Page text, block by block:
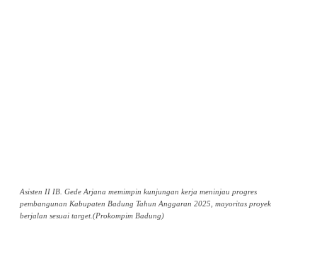
Asisten II IB. Gede Arjana memimpin kunjungan kerja meninjau progres
pembangunan Kabupaten Badung Tahun Anggaran 2025, mayoritas proyek
berjalan sesuai target.(Prokompim Badung)